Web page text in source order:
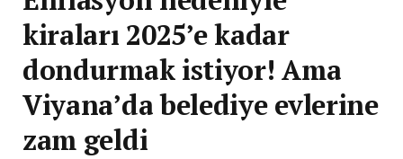
kiraları 2025’e kadar
dondurmak istiyor! Ama
Viyana’da belediye evlerine
zam geldi